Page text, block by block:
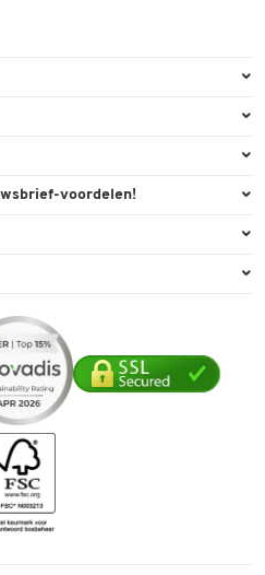
voordelen!